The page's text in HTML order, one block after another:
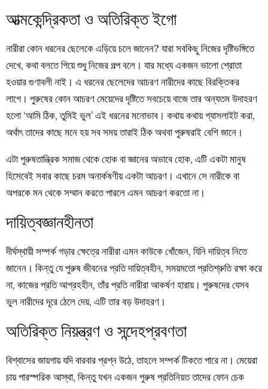
আত্মকেন্দ্রিকতা ও অতিরিক্ত ইগো
নারীরা কোন ধরনের ছেলেকে এড়িয়ে চলে জানেন? যারা সবকিছু নিজের দৃষ্টিভঙ্গিতে
দেখে, কথা বলতে গিয়ে শুধু নিজের গল্প বলে। যার মধ্যে একজন ভালো শ্রোতা
হওয়ার গুণাবলী নাই। এ ধরনের ছেলেদের আচরণ নারীদের কাছে বিরক্তিকর
লাগে। পুরুষের কোন আচরণ মেয়েদের দৃষ্টিতে সবচেয়ে বাজে তার অন্যতম উদাহরণ
হলো ‘আমি ঠিক, তুমিই ভুল’ এই ধরনের মনোভাব। কথায় কথায় গ্যাসলাইট করা,
অর্থাৎ তাদের কাছে মনে হয় সব সময় তারাই ঠিক অথবা পুরুষরাই বেশি জানে।
এটা পুরুষতান্ত্রিক সমাজ থেকে হোক বা জ্ঞানের অভাবে হোক, এটি একটা মানুষ
হিসেবেই সবার কাছে চরম অনার্কষণীয় একটা আচরণ। এখানে সে নারীকে বা
অপরকে মন থেকে সম্মান করতে পারলে এমন আচরণ করতো না।
দায়িত্বজ্ঞানহীনতা
দীর্ঘস্থায়ী সম্পর্ক গড়ার ক্ষেত্রে নারীরা এমন কাউকে খোঁজেন, যিনি দায়িত্ব নিতে
জানেন। কিন্তু যে পুরুষ জীবনের প্রতি দায়িত্বহীন, সময়মতো প্রতিশ্রুতি রক্ষা করে
না, কাজের প্রতি আগ্রহহীন, তাঁর প্রতি নারীরা আকর্ষণ হারায়। পুরুষদের যেসব
ভুল নারীদের দূরে ঠেলে দেয়, এটি তার বড় উদাহরণ।
অতিরিক্ত নিয়ন্ত্রণ ও সন্দেহপ্রবণতা
বিশ্বাসের জায়গায় যদি বারবার প্রশ্ন উঠে, তাহলে সম্পর্ক টিকতে পারে না। মেয়েরা
চায় পারস্পরিক আস্থা, কিন্তু যখন একজন পুরুষ প্রতিনিয়ত তাদের ফোন চেক